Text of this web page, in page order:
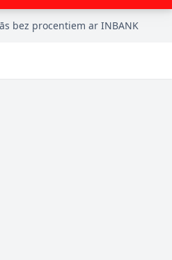
bez procentiem ar INBANK